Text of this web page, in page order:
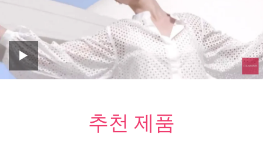
화이트 플러스 브라이트닝
크리미 무스 클렌저
추천 제품